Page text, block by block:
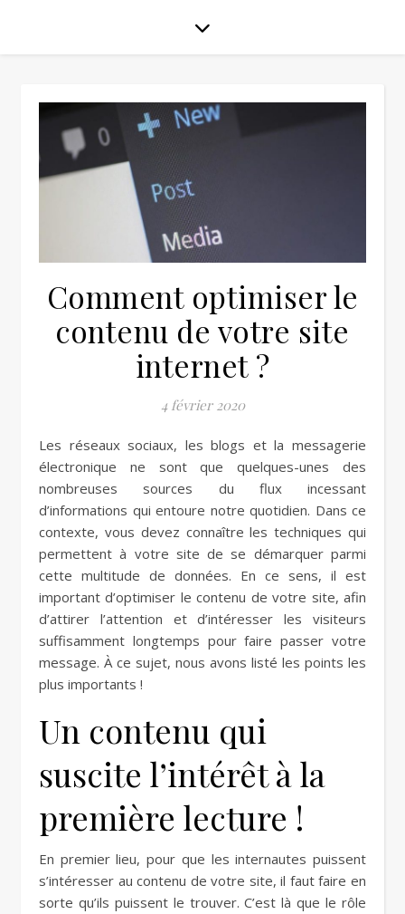
Comment optimiser le
contenu de votre site
internet ?
4 février 2020
Les réseaux sociaux, les blogs et la messagerie
électronique ne sont que quelques-unes des
nombreuses sources du flux incessant
d’informations qui entoure notre quotidien. Dans ce
contexte, vous devez connaître les techniques qui
permettent à votre site de se démarquer parmi
cette multitude de données. En ce sens, il est
important d’optimiser le contenu de votre site, afin
d’attirer l’attention et d’intéresser les visiteurs
suffisamment longtemps pour faire passer votre
message. À ce sujet, nous avons listé les points les
plus importants !
Un contenu qui
suscite l’intérêt à la
première lecture !
En premier lieu, pour que les internautes puissent
s’intéresser au contenu de votre site, il faut faire en
sorte qu’ils puissent le trouver. C’est là que le rôle